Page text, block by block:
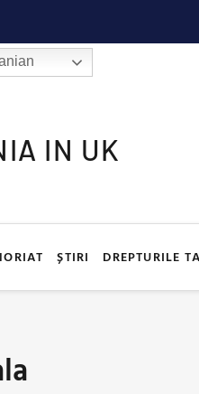
IN UK
ȘTIRI DREPTURILE